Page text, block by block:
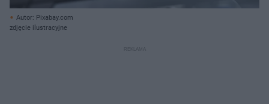
Autor: Pixabay.com
zdjęcie ilustracyjne